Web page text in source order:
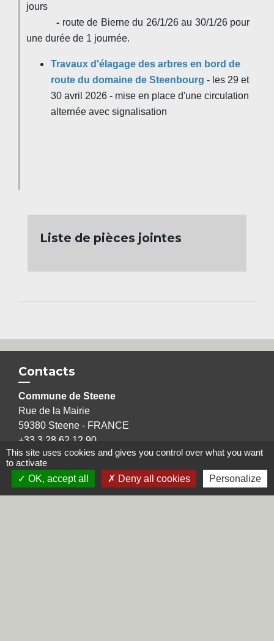
jours
- route de Bierne du 26/1/26 au 30/1/26 pour
une durée de 1 journée.
Travaux d'élagage des arbres en bord de
route du domaine de Steenbourg - les 29 et
30 avril 2026 - mise en place d'une circulation
alternée avec signalisation
Liste de pièces jointes
Contacts
Commune de Steene
Rue de la Mairie
59380 Steene - FRANCE
+33 3 28 62 12 90
This site uses cookies and gives you control over what you want
to activate
OK, accept all
Deny all cookies Personalize